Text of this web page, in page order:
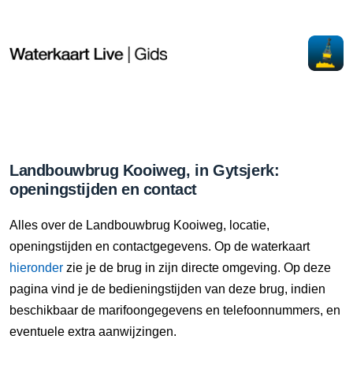
Landbouwbrug Kooiweg, in Gytsjerk:
openingstijden en contact
Alles over de Landbouwbrug Kooiweg, locatie,
openingstijden en contactgegevens. Op de waterkaart
hieronder zie je de brug in zijn directe omgeving. Op deze
pagina vind je de bedieningstijden van deze brug, indien
beschikbaar de marifoongegevens en telefoonnummers, en
eventuele extra aanwijzingen.